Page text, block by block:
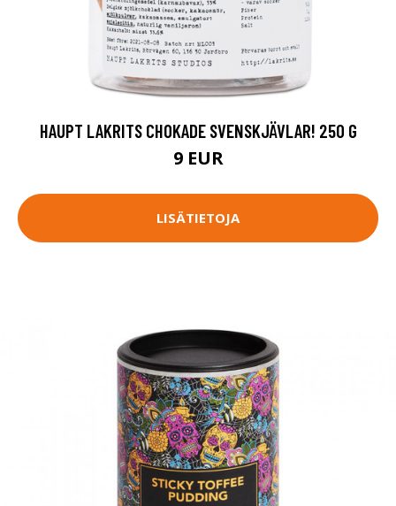
HAUPT LAKRITS CHOKADE SVENSKJÄVLAR! 250 G
9 EUR
LISÄTIETOJA